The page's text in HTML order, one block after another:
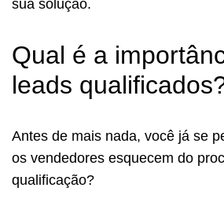
sua solução.
Qual é a
leads
Antes de mais nada, você já se
os vendedores esquecem do
qualificação?